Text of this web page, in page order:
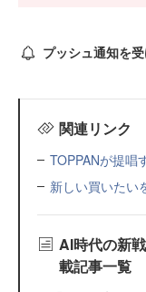
プッシュ通知を
関連リンク
TOPPANが提唱
新しい買いたい
AI時代の新
載記事一覧